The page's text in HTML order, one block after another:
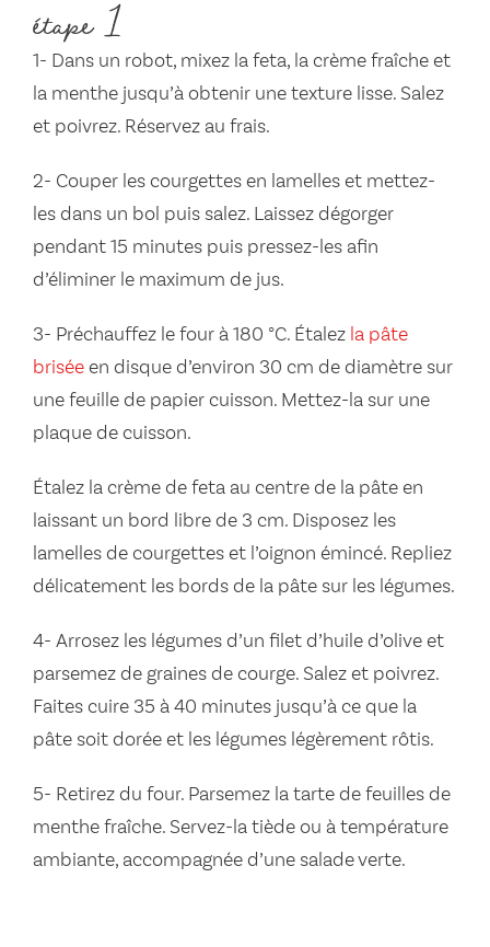
étape 1
1- Dans un robot, mixez la feta, la crème fraîche et
la menthe jusqu’à obtenir une texture lisse. Salez
et poivrez. Réservez au frais.
2- Couper les courgettes en lamelles et mettez-
les dans un bol puis salez. Laissez dégorger
pendant 15 minutes puis pressez-les afin
d’éliminer le maximum de jus.
3- Préchauffez le four à 180 °C. Étalez la pâte
brisée en disque d’environ 30 cm de diamètre sur
une feuille de papier cuisson. Mettez-la sur une
plaque de cuisson.
Étalez la crème de feta au centre de la pâte en
laissant un bord libre de 3 cm. Disposez les
lamelles de courgettes et l’oignon émincé. Repliez
délicatement les bords de la pâte sur les légumes.
4- Arrosez les légumes d’un filet d’huile d’olive et
parsemez de graines de courge. Salez et poivrez.
Faites cuire 35 à 40 minutes jusqu’à ce que la
pâte soit dorée et les légumes légèrement rôtis.
5- Retirez du four. Parsemez la tarte de feuilles de
menthe fraîche. Servez-la tiède ou à température
ambiante, accompagnée d’une salade verte.